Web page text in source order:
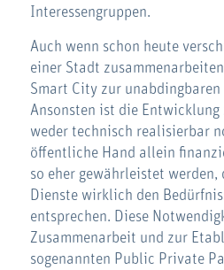
Interessengruppen.
Auch wenn schon heute
einer Stadt
Smart City zur
Ansonsten ist die
weder technisch realisierbar
öffentliche Hand allein
so eher gewährleistet werden,
Dienste wirklich den
entsprechen. Diese
Zusammenarbeit und zur
sogenannten Public Private